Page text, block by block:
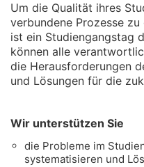
Um die Qualität ihres
verbundene Prozesse
ist ein Studiengangstag
können alle
die Herausforderungen
und Lösungen für die
Wir unterstützen Sie
die Probleme im
systematisieren und